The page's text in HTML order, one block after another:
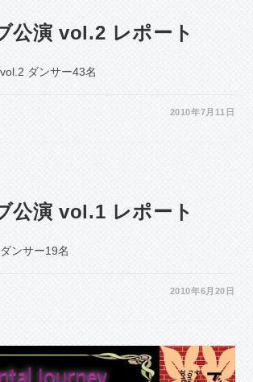
公演 vol.2 レポート
ダンサー43名
2010年7月11日
公演 vol.1 レポート
ンサー19名
2010年6月20日